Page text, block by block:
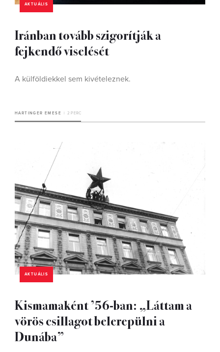
AKTUÁLIS
Iránban tovább szigorítják a
fejkendő viselését
A külföldiekkel sem kivételeznek.
HARTINGER EMESE 2 PERC
AKTUÁLIS
Kismamaként ’56-ban: „Láttam a
vörös csillagot belerepülni a
Dunába”